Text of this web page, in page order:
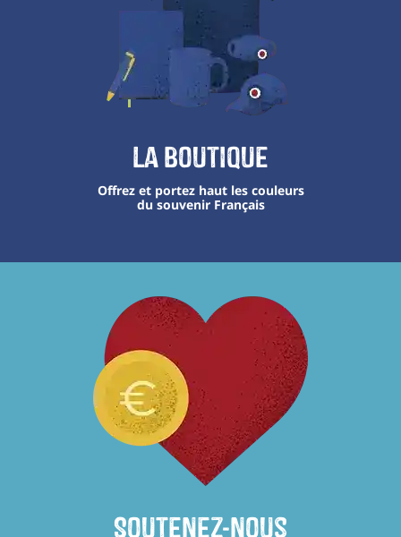
La boutique
Offrez et portez haut les couleurs
du souvenir Français
Soutenez-nous